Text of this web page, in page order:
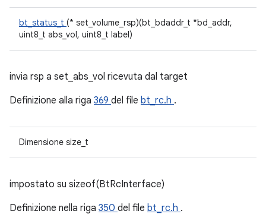
bt_status_t (* set_volume_rsp)(bt_bdaddr_t *bd_addr,
uint8_t abs_vol, uint8_t label)
invia rsp a set_abs_vol ricevuta dal target
Definizione alla riga 369 del file bt_rc.h .
Dimensione size_t
impostato su sizeof(BtRcInterface)
Definizione nella riga 350 del file bt_rc.h .